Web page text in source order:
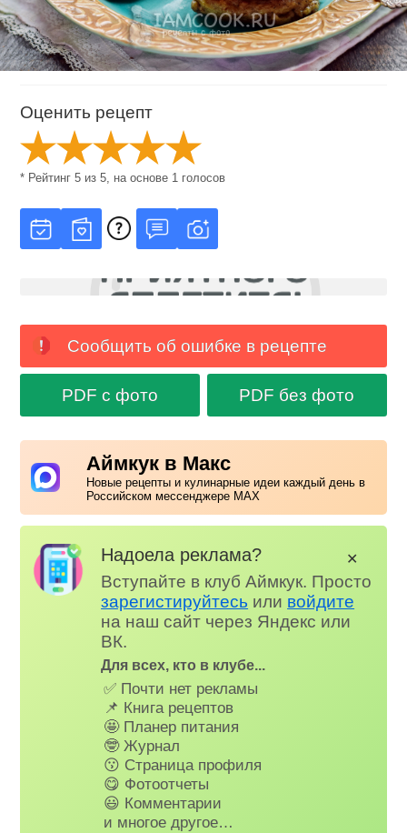
Оценить рецепт
* Рейтинг5 из5, на основе 1 голосов
Сообщить об ошибке в рецепте
PDF с фото PDF без фото
Аймкук в Макс
Новые рецепты и кулинарные идеи каждый день в
Российском мессенджере MAX
Надоела реклама?
Вступайте в клуб Аймкук. Просто
зарегистируйтесь или войдите
на наш сайт через Яндекс или
ВК.
Для всех, кто в клубе...
✅ Почти нет рекламы
📌 Книга рецептов
🤩 Планер питания
🤓 Журнал
😗 Страница профиля
😋 Фотоотчеты
😃 Комментарии
и многое другое…
✕